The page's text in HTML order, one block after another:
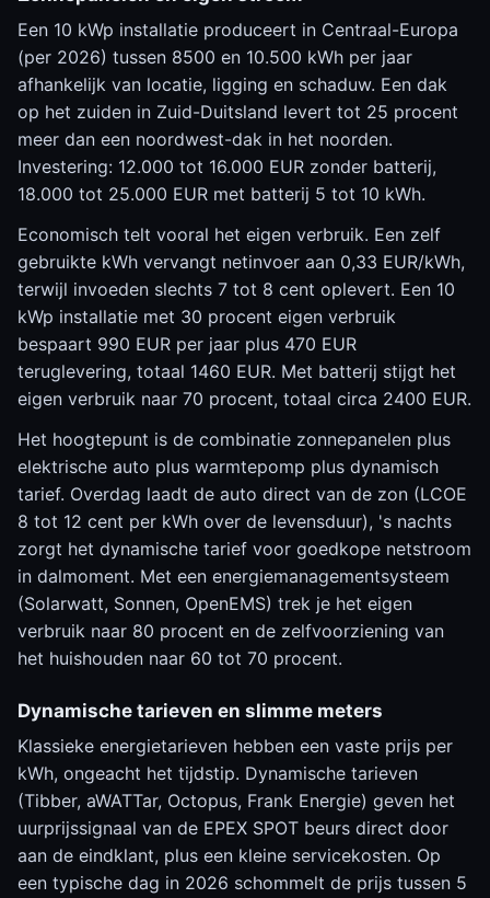
Een 10 kWp installatie produceert in Centraal-Europa
(per 2026) tussen 8500 en 10.500 kWh per jaar
afhankelijk van locatie, ligging en schaduw. Een dak
op het zuiden in Zuid-Duitsland levert tot 25 procent
meer dan een noordwest-dak in het noorden.
Investering: 12.000 tot 16.000 EUR zonder batterij,
18.000 tot 25.000 EUR met batterij 5 tot 10 kWh.
Economisch telt vooral het eigen verbruik. Een zelf
gebruikte kWh vervangt netinvoer aan 0,33 EUR/kWh,
terwijl invoeden slechts 7 tot 8 cent oplevert. Een 10
kWp installatie met 30 procent eigen verbruik
bespaart 990 EUR per jaar plus 470 EUR
teruglevering, totaal 1460 EUR. Met batterij stijgt het
eigen verbruik naar 70 procent, totaal circa 2400 EUR.
Het hoogtepunt is de combinatie zonnepanelen plus
elektrische auto plus warmtepomp plus dynamisch
tarief. Overdag laadt de auto direct van de zon (LCOE
8 tot 12 cent per kWh over de levensduur), 's nachts
zorgt het dynamische tarief voor goedkope netstroom
in dalmoment. Met een energiemanagementsysteem
(Solarwatt, Sonnen, OpenEMS) trek je het eigen
verbruik naar 80 procent en de zelfvoorziening van
het huishouden naar 60 tot 70 procent.
Dynamische tarieven en slimme meters
Klassieke energietarieven hebben een vaste prijs per
kWh, ongeacht het tijdstip. Dynamische tarieven
(Tibber, aWATTar, Octopus, Frank Energie) geven het
uurprijssignaal van de EPEX SPOT beurs direct door
aan de eindklant, plus een kleine servicekosten. Op
een typische dag in 2026 schommelt de prijs tussen 5